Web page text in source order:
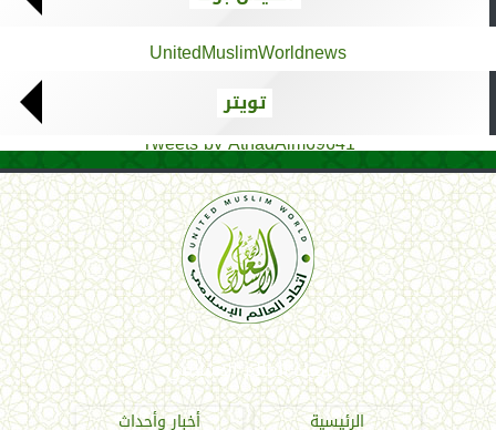
UnitedMuslimWorldnews
تويتر
Tweets by AthadAlm69641
اتحاد العالم الإسلامي
الرئيسية أخبار وأحداث